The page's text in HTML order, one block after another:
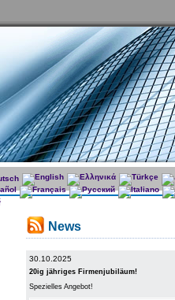
News
30.10.2025
20ig jähriges Firmenjubiläum!
Spezielles Angebot!